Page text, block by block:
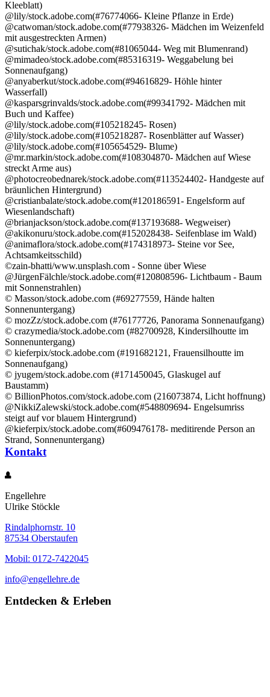
Kleeblatt)
@lily/stock.adobe.com(#76774066- Kleine Pflanze in Erde)
@catwoman/stock.adobe.com(#77938326- Mädchen im Weizenfeld
mit ausgestreckten Armen)
@sutichak/stock.adobe.com(#81065044- Weg mit Blumenrand)
@mimadeo/stock.adobe.com(#85316319- Weggabelung bei
Sonnenaufgang)
@anyaberkut/stock.adobe.com(#94616829- Höhle hinter
Wasserfall)
@kasparsgrinvalds/stock.adobe.com(#99341792- Mädchen mit
Buch und Kaffee)
@lily/stock.adobe.com(#105218245- Rosen)
@lily/stock.adobe.com(#105218287- Rosenblätter auf Wasser)
@lily/stock.adobe.com(#105654529- Blume)
@mr.markin/stock.adobe.com(#108304870- Mädchen auf Wiese
streckt Arme aus)
@photocreobednarek/stock.adobe.com(#113524402- Handgeste auf
bräunlichen Hintergrund)
@cristianbalate/stock.adobe.com(#120186591- Engelsform auf
Wiesenlandschaft)
@brianjackson/stock.adobe.com(#137193688- Wegweiser)
@akikonuru/stock.adobe.com(#152028438- Seifenblase im Wald)
@animaflora/stock.adobe.com(#174318973- Steine vor See,
Achtsamkeitsschild)
©zain-bhatti/www.unsplash.com - Sonne über Wiese
@JürgenFälchle/stock.adobe.com(#120808596- Lichtbaum - Baum
mit Sonnenstrahlen)
© Masson/stock.adobe.com (#69277559, Hände halten
Sonnenuntergang)
© mozZz/stock.adobe.com (#76177726, Panorama Sonnenaufgang)
© crazymedia/stock.adobe.com (#82700928, Kindersilhoutte im
Sonnenuntergang)
© kieferpix/stock.adobe.com (#191682121, Frauensilhoutte im
Sonnenaufgang)
© jyugem/stock.adobe.com (#171450045, Glaskugel auf
Baustamm)
© BillionPhotos.com/stock.adobe.com (216073874, Licht hoffnung)
@NikkiZalewski/stock.adobe.com(#548809694- Engelsumriss
steigt auf vor blauem Hintergrund)
@kieferpix/stock.adobe.com(#609476178- meditirende Person an
Strand, Sonnenuntergang)
Kontakt
Engellehre
Ulrike Stöckle
Rindalphornstr. 10
87534 Oberstaufen
Mobil: 0172-7422045
info@engellehre.de
Entdecken & Erleben